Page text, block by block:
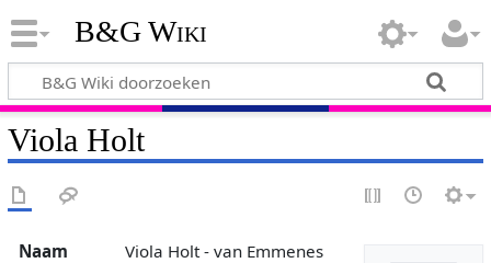
B&G Wiki
Viola Holt
Naam Viola Holt - van Emmenes